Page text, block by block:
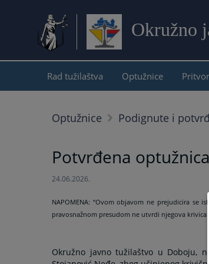
Okružno
Rad tužilaštva Optužnice
Optužnice Podignute i
Potvrđena
24.06.2026.
NAPOMENA: “Ovom objavom ne prejudicira se
pravosnažnom presudom ne utvrdi njegova krivica.”
Okružno javno tužilaštvo u Doboju,